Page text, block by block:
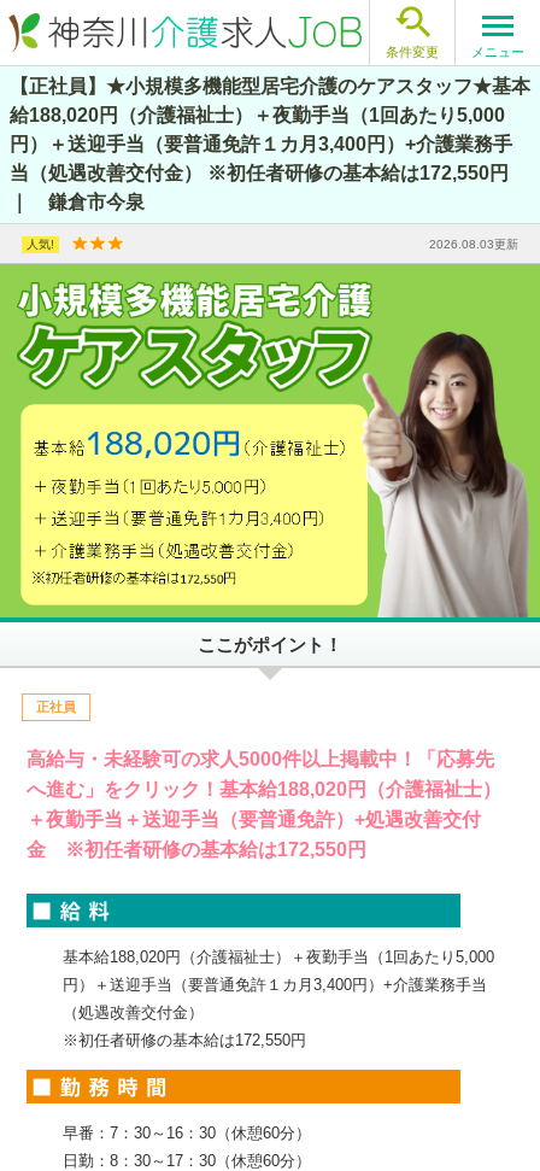

条件変更 メニュー
【正社員】★小規模多機能型居宅介護のケアスタッフ★基本
給188,020円（介護福祉士）＋夜勤手当（1回あたり5,000
円）＋送迎手当（要普通免許１カ月3,400円）+介護業務手
当（処遇改善交付金） ※初任者研修の基本給は172,550円
｜ 鎌倉市今泉
2026.08.03更新
ここがポイント！
正社員
高給与・未経験可の求人5000件以上掲載中！「応募先
へ進む」をクリック！基本給188,020円（介護福祉士）
＋夜勤手当＋送迎手当（要普通免許）+処遇改善交付
金 ※初任者研修の基本給は172,550円
基本給188,020円（介護福祉士）＋夜勤手当（1回あたり5,000
円）＋送迎手当（要普通免許１カ月3,400円）+介護業務手当
（処遇改善交付金）
※初任者研修の基本給は172,550円
早番：7：30～16：30（休憩60分）
日勤：8：30～17：30（休憩60分）